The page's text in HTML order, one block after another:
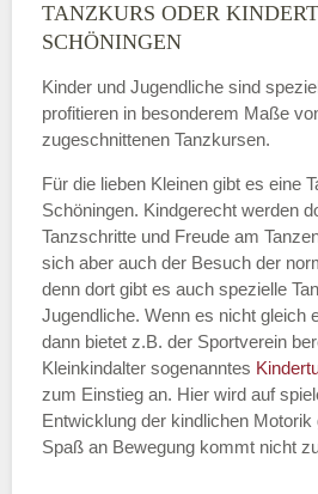
Name
E-Mail*
Name der Tanzschule
Kontakt E-Mail
TANZKURS ODER
SCHÖNINGEN
Kinder und Jugendliche sind
profitieren in besonderem Maße
zugeschnittenen Tanzkursen.
Für die lieben Kleinen gibt es eine
Schöningen. Kindgerecht werden
Tanzschritte und Freude am
sich aber auch der Besuch der
denn dort gibt es auch spezielle
Jugendliche. Wenn es nicht gleich
dann bietet z.B. der Sportverein
Kleinkindalter sogenanntes
zum Einstieg an. Hier wird auf
Entwicklung der kindlichen
Spaß an Bewegung kommt nicht